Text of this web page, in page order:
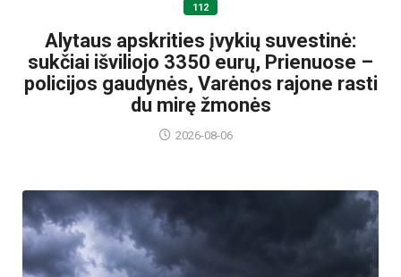
112
Alytaus apskrities įvykių suvestinė:
sukčiai išviliojo 3350 eurų, Prienuose –
policijos gaudynės, Varėnos rajone rasti
du mirę žmonės
2026-08-06